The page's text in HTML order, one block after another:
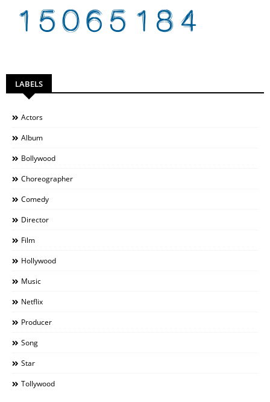
LABELS
Actors
Album
Bollywood
Choreographer
Comedy
Director
Film
Hollywood
Music
Netflix
Producer
Song
Star
Tollywood